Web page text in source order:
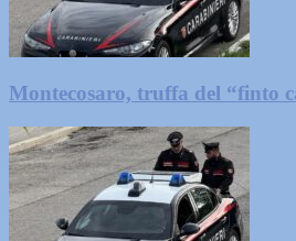
Montecosaro, truffa del “finto